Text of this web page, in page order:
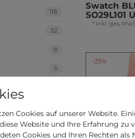
118
32
8
5
Swatch
SO29L101
* inkl. ges.
-25%
Cookies auf unserer Website.
Website und Ihre Erfahrung zu
Cookies und Ihren Rechten als